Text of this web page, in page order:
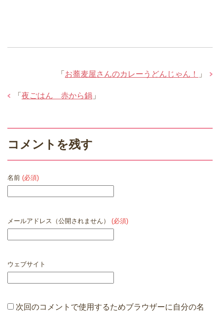
「 お蕎麦屋さんのカレーうどんじゃん！ 」
「 夜ごはん 赤から鍋 」
コメントを残す
名前 (必須)
メールアドレス（公開されません） (必須)
ウェブサイト
次回のコメントで使用するためブラウザーに自分の名